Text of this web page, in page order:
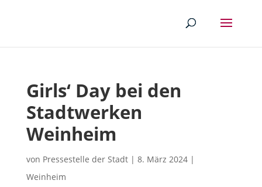
Girls‘ Day bei den
Stadtwerken
Weinheim
von Pressestelle der Stadt| 8. März 2024|
Weinheim